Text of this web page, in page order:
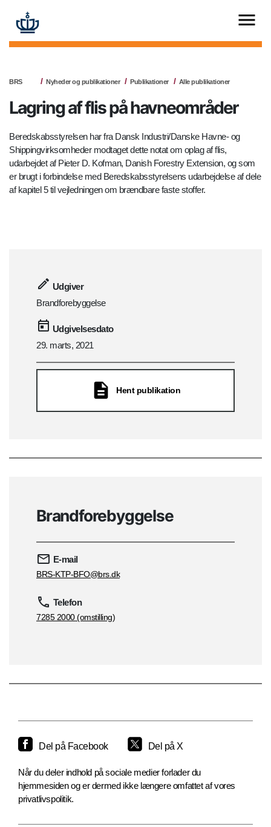
BRS Nyheder og publikationer Publikationer Alle publikationer
Lagring af flis på havneområder
Beredskabsstyrelsen har fra Dansk Industri/Danske Havne- og
Shippingvirksomheder modtaget dette notat om oplag af flis,
udarbejdet af Pieter D. Kofman, Danish Forestry Extension, og som
er brugt i forbindelse med Beredskabsstyrelsens udarbejdelse af dele
af kapitel 5 til vejledningen om brændbare faste stoffer.
Udgiver
Brandforebyggelse
Udgivelsesdato
29. marts, 2021
Hent publikation
Brandforebyggelse
E-mail
BRS-KTP-BFO@brs.dk
Telefon
7285 2000 (omstilling)
Del på Facebook Del på X
Når du deler indhold på sociale medier forlader du
hjemmesiden og er dermed ikke længere omfattet af vores
privatlivspolitik.